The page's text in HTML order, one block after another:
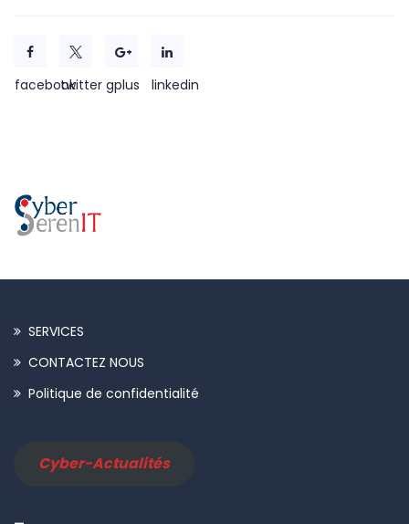
facebooktwitter gplus linkedin
SERVICES
CONTACTEZ NOUS
Politique de confidentialité
Cyber-Actualités